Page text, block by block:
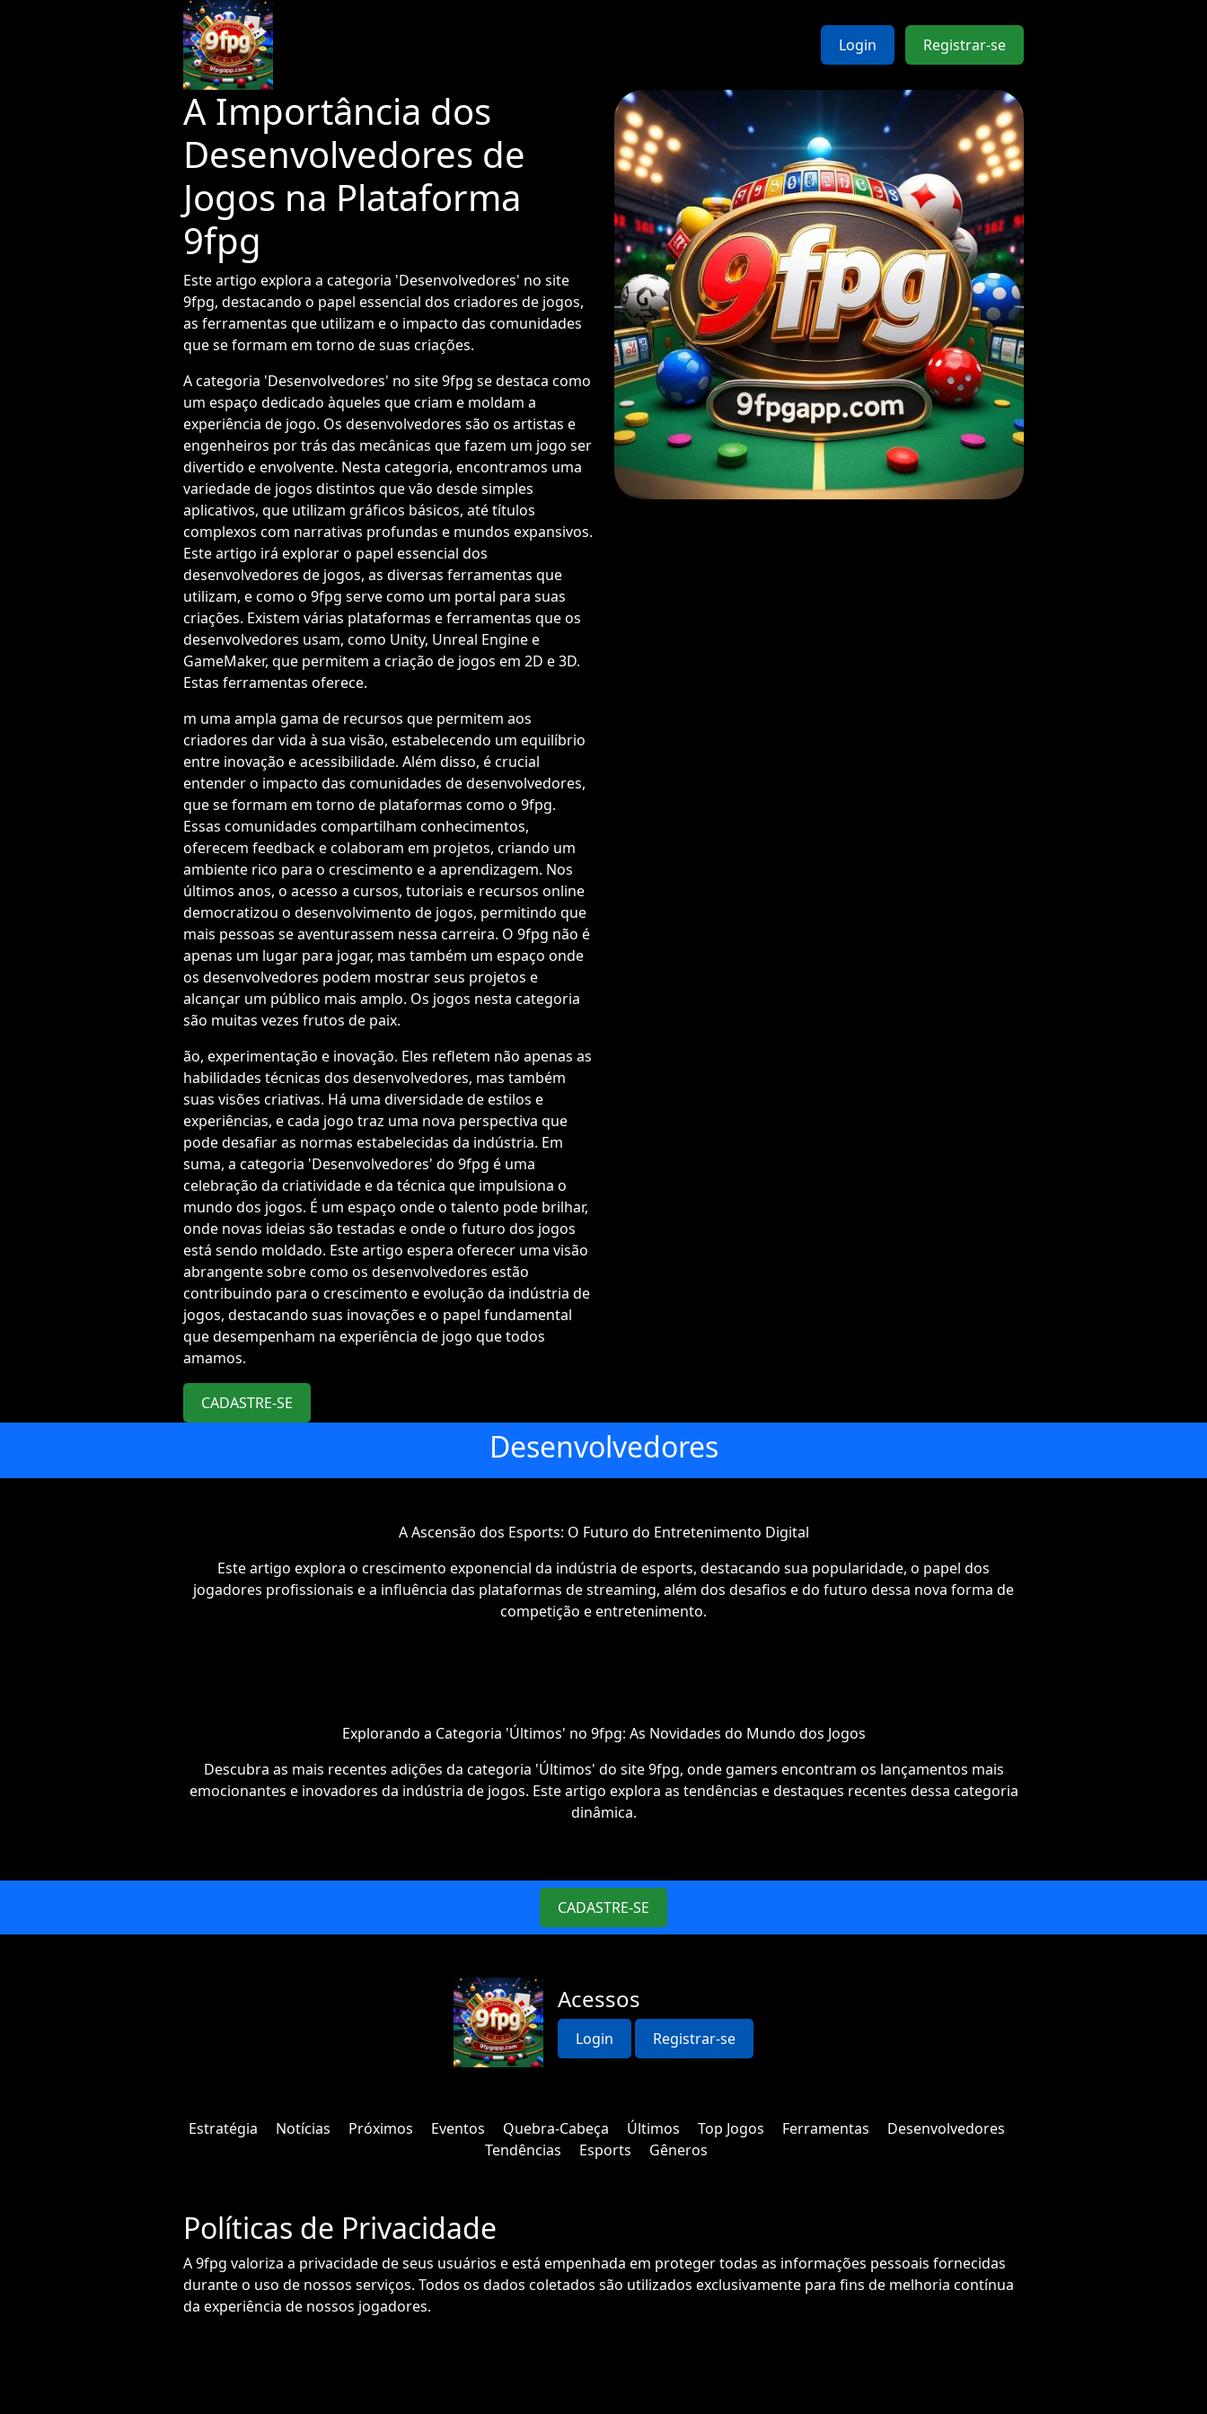
Login Registrar-se
A Importância dos
Desenvolvedores de
Jogos na Plataforma
9fpg
Este artigo explora a categoria 'Desenvolvedores' no site
9fpg, destacando o papel essencial dos criadores de jogos,
as ferramentas que utilizam e o impacto das comunidades
que se formam em torno de suas criações.
A categoria 'Desenvolvedores' no site 9fpg se destaca como
um espaço dedicado àqueles que criam e moldam a
experiência de jogo. Os desenvolvedores são os artistas e
engenheiros por trás das mecânicas que fazem um jogo ser
divertido e envolvente. Nesta categoria, encontramos uma
variedade de jogos distintos que vão desde simples
aplicativos, que utilizam gráficos básicos, até títulos
complexos com narrativas profundas e mundos expansivos.
Este artigo irá explorar o papel essencial dos
desenvolvedores de jogos, as diversas ferramentas que
utilizam, e como o 9fpg serve como um portal para suas
criações. Existem várias plataformas e ferramentas que os
desenvolvedores usam, como Unity, Unreal Engine e
GameMaker, que permitem a criação de jogos em 2D e 3D.
Estas ferramentas oferece.
m uma ampla gama de recursos que permitem aos
criadores dar vida à sua visão, estabelecendo um equilíbrio
entre inovação e acessibilidade. Além disso, é crucial
entender o impacto das comunidades de desenvolvedores,
que se formam em torno de plataformas como o 9fpg.
Essas comunidades compartilham conhecimentos,
oferecem feedback e colaboram em projetos, criando um
ambiente rico para o crescimento e a aprendizagem. Nos
últimos anos, o acesso a cursos, tutoriais e recursos online
democratizou o desenvolvimento de jogos, permitindo que
mais pessoas se aventurassem nessa carreira. O 9fpg não é
apenas um lugar para jogar, mas também um espaço onde
os desenvolvedores podem mostrar seus projetos e
alcançar um público mais amplo. Os jogos nesta categoria
são muitas vezes frutos de paix.
ão, experimentação e inovação. Eles refletem não apenas as
habilidades técnicas dos desenvolvedores, mas também
suas visões criativas. Há uma diversidade de estilos e
experiências, e cada jogo traz uma nova perspectiva que
pode desafiar as normas estabelecidas da indústria. Em
suma, a categoria 'Desenvolvedores' do 9fpg é uma
celebração da criatividade e da técnica que impulsiona o
mundo dos jogos. É um espaço onde o talento pode brilhar,
onde novas ideias são testadas e onde o futuro dos jogos
está sendo moldado. Este artigo espera oferecer uma visão
abrangente sobre como os desenvolvedores estão
contribuindo para o crescimento e evolução da indústria de
jogos, destacando suas inovações e o papel fundamental
que desempenham na experiência de jogo que todos
amamos.
CADASTRE-SE
Desenvolvedores
A Ascensão dos Esports: O Futuro do Entretenimento Digital
Este artigo explora o crescimento exponencial da indústria de esports, destacando sua popularidade, o papel dos
jogadores profissionais e a influência das plataformas de streaming, além dos desafios e do futuro dessa nova forma de
competição e entretenimento.
Explorando a Categoria 'Últimos' no 9fpg: As Novidades do Mundo dos Jogos
Descubra as mais recentes adições da categoria 'Últimos' do site 9fpg, onde gamers encontram os lançamentos mais
emocionantes e inovadores da indústria de jogos. Este artigo explora as tendências e destaques recentes dessa categoria
dinâmica.
CADASTRE-SE
Acessos
Login Registrar-se
Estratégia Notícias Próximos Eventos Quebra-Cabeça Últimos Top Jogos Ferramentas
Desenvolvedores
Tendências
Esports Gêneros
Políticas de Privacidade
A 9fpg valoriza a privacidade de seus usuários e está empenhada em proteger todas as informações pessoais fornecidas
durante o uso de nossos serviços. Todos os dados coletados são utilizados exclusivamente para fins de melhoria contínua
da experiência de nossos jogadores.